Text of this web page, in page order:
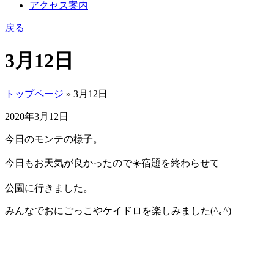
アクセス案内
戻る
3月12日
トップページ » 3月12日
2020年3月12日
今日のモンテの様子。
今日もお天気が良かったので☀️宿題を終わらせて
公園に行きました。
みんなでおにごっこやケイドロを楽しみました(^｡^)